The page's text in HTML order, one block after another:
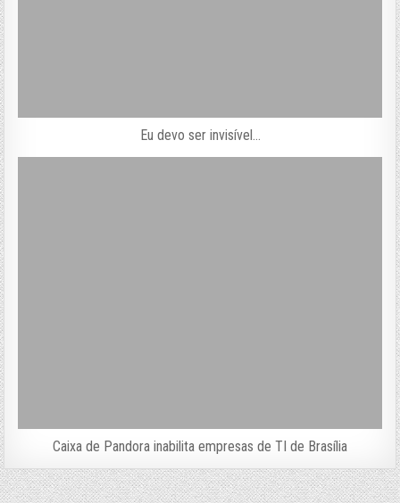
Eu devo ser invisível…
Caixa de Pandora inabilita empresas de TI de Brasília